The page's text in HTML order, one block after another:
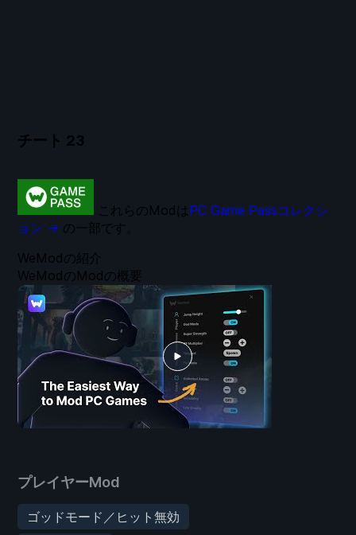
チート 23
プレイヤーMod
ゴッドモード／ヒット無効
WeModの紹介
WeModのModの概要
これらのModは PC Game Passコレクシ
ョン → の一部です。